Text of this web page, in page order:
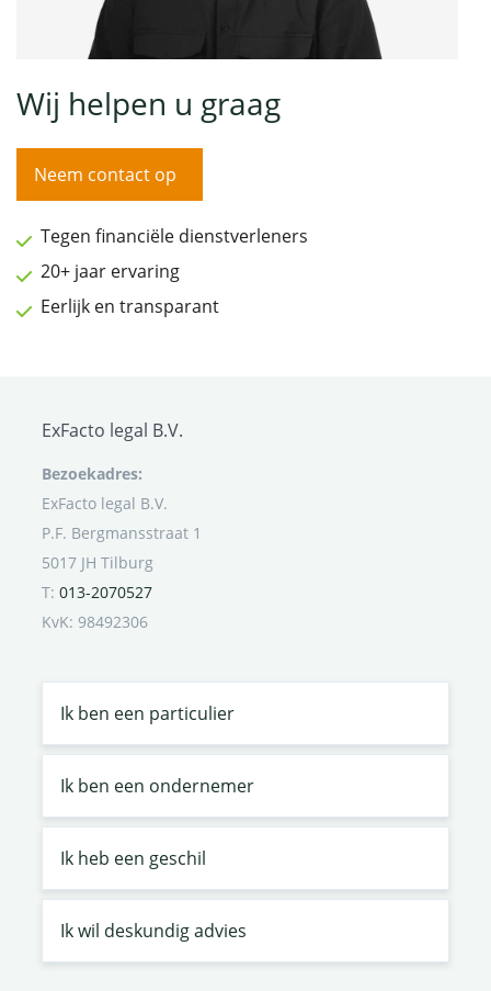
Wij helpen u graag
Neem contact op
Tegen financiële dienstverleners
20+ jaar ervaring
Eerlijk en transparant
ExFacto legal B.V.
Bezoekadres:
ExFacto legal B.V.
P.F. Bergmansstraat 1
5017 JH Tilburg
T: 013-2070527
KvK: 98492306
Ik ben een particulier
Ik ben een ondernemer
Ik heb een geschil
Ik wil deskundig advies